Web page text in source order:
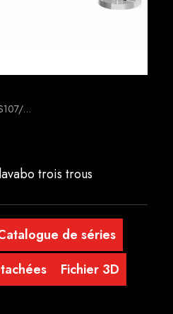
…
trois trous
de séries
Fichier 3D